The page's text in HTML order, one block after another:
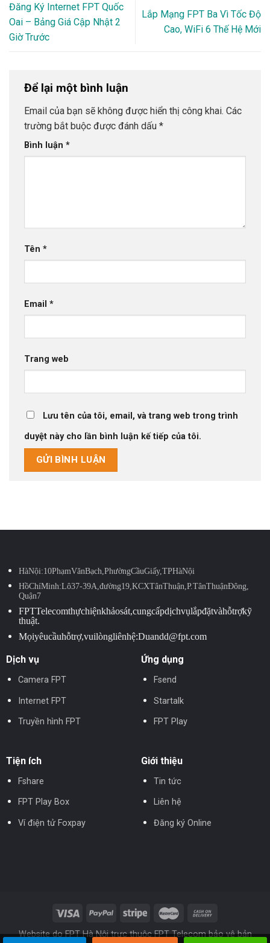
Đăng Ký Internet FPT Quốc
Oai – Bảng Giá Cập Nhật 2
Giờ Trước
Lắp Mạng FPT Ba Vì Tốc Độ
Cao, WiFi 6 Thế Hệ Mới
Để lại một bình luận
Email của bạn sẽ không được hiển thị công khai. Các
trường bắt buộc được đánh dấu *
Bình luận *
Tên *
Email *
Trang web
Lưu tên của tôi, email, và trang web trong trình
duyệt này cho lần bình luận kế tiếp của tôi.
Hà Nội: 10 Phạm Văn Bạch, Phường Cầu Giấy, TP Hà Nội
Hồ Chí Minh: Lô 37-39A, đường 19, KCX Tân Thuận, P. Tân Thuận Đông,
Quận 7
FPT Telecom thực hiện khảo sát, cung cấp dịch vụ lắp đặt và hỗ trợ kỹ
thuật.
Mọi yêu cầu hỗ trợ, vui lòng liên hệ: Duandd@fpt.com
Dịch vụ
Camera FPT
Internet FPT
Truyền hình FPT
Ứng dụng
Fsend
Startalk
FPT Play
Tiện ích
Fshare
FPT Play Box
Ví điện tử Foxpay
Giới thiệu
Tin tức
Liên hệ
Đăng ký Online
Website do FPT Hà Nội trực thuộc FPT Telecom bảo vệ bản